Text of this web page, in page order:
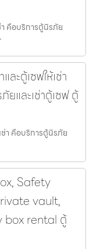
า คือบริการตู้นิรภัย
ละตู้เซฟให้เช่า
และเช่าตู้เซฟ ตู้
ช่า คือบริการตู้นิรภัย
Safety
vault,
box rental ตู้